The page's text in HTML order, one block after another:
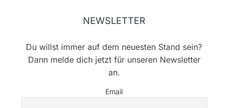
NEWSLETTER
Du willst immer auf dem neuesten Stand sein?
Dann melde dich jetzt für unseren Newsletter
an.
Email